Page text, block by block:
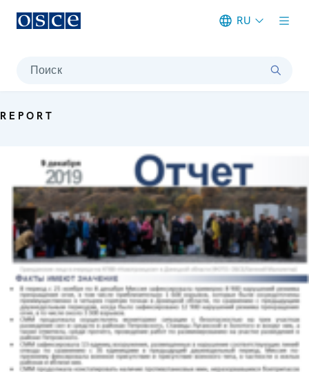
RU
Поиск
REPORT